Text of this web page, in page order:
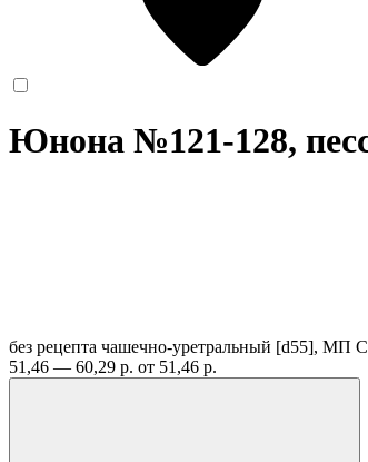
Юнона №121-128,
без рецепта чашечно-уретральный [d55], МП
51,46 — 60,29 р. от 51,46 р.